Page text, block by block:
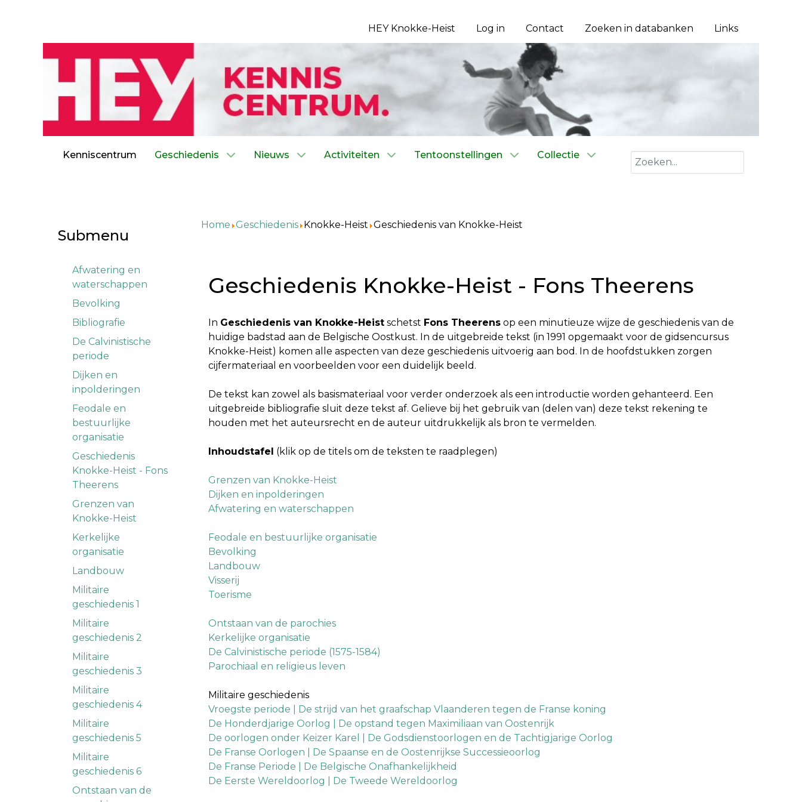
HEY Knokke-Heist Log in Contact Zoeken in databanken Links
Kenniscentrum Geschiedenis Nieuws Activiteiten Tentoonstellingen Collectie Zoeken
Submenu
Afwatering en
waterschappen
Bevolking
Bibliografie
De Calvinistische
periode
Dijken en
inpolderingen
Feodale en
bestuurlijke
organisatie
Geschiedenis
Knokke-Heist - Fons
Theerens
Grenzen van
Knokke-Heist
Kerkelijke
organisatie
Landbouw
Militaire
geschiedenis 1
Militaire
geschiedenis 2
Militaire
geschiedenis 3
Militaire
geschiedenis 4
Militaire
geschiedenis 5
Militaire
geschiedenis 6
Ontstaan van de
Home Geschiedenis Knokke-Heist Geschiedenis van Knokke-Heist
Geschiedenis Knokke-Heist - Fons Theerens
In Geschiedenis van Knokke-Heist schetst Fons Theerens op een minutieuze wijze de geschiedenis van de
huidige badstad aan de Belgische Oostkust. In de uitgebreide tekst (in 1991 opgemaakt voor de gidsencursus
Knokke-Heist) komen alle aspecten van deze geschiedenis uitvoerig aan bod. In de hoofdstukken zorgen
cijfermateriaal en voorbeelden voor een duidelijk beeld.
De tekst kan zowel als basismateriaal voor verder onderzoek als een introductie worden gehanteerd. Een
uitgebreide bibliografie sluit deze tekst af. Gelieve bij het gebruik van (delen van) deze tekst rekening te
houden met het auteursrecht en de auteur uitdrukkelijk als bron te vermelden.
Inhoudstafel (klik op de titels om de teksten te raadplegen)
Grenzen van Knokke-Heist
Dijken en inpolderingen
Afwatering en waterschappen
Feodale en bestuurlijke organisatie
Bevolking
Landbouw
Visserij
Toerisme
Ontstaan van de parochies
Kerkelijke organisatie
De Calvinistische periode (1575-1584)
Parochiaal en religieus leven
Militaire geschiedenis
Vroegste periode | De strijd van het graafschap Vlaanderen tegen de Franse koning
De Honderdjarige Oorlog | De opstand tegen Maximiliaan van Oostenrijk
De oorlogen onder Keizer Karel | De Godsdienstoorlogen en de Tachtigjarige Oorlog
De Franse Oorlogen | De Spaanse en de Oostenrijkse Successieoorlog
De Franse Periode | De Belgische Onafhankelijkheid
De Eerste Wereldoorlog | De Tweede Wereldoorlog